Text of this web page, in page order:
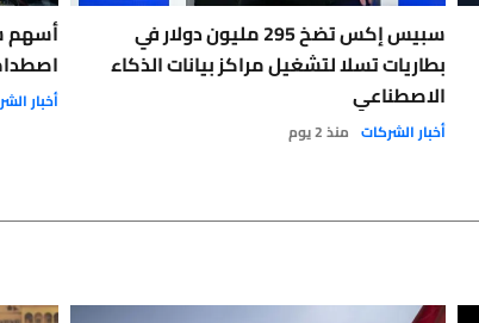
سبيس إكس تضخ 295 مليون دولار في
بطاريات تسلا لتشغيل مراكز بيانات الذكاء
الاصطناعي
أخبار الشركات منذ 2 يوم
أسهم
أخبار